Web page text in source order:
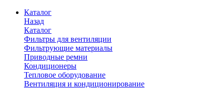
Каталог
Назад
Каталог
Фильтры для вентиляции
Фильтрующие материалы
Приводные ремни
Кондиционеры
Тепловое оборудование
Вентиляция и кондиционирование